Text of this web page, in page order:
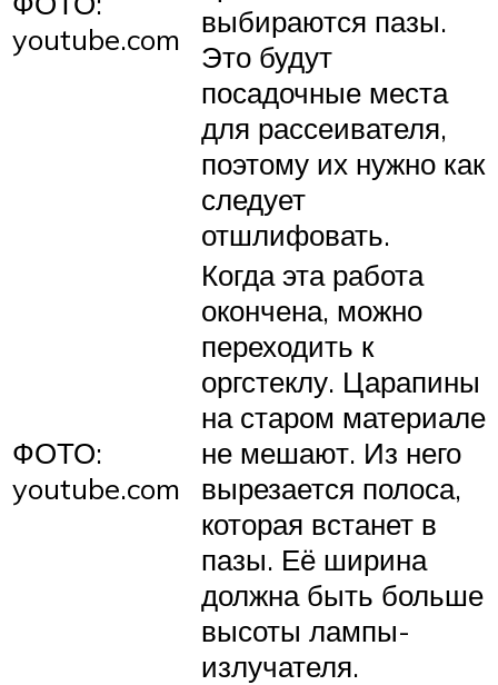
youtube.com
выбираются пазы.
Это будут
посадочные места
для рассеивателя,
поэтому их нужно как
следует
отшлифовать.
ФОТО:
youtube.com
Когда эта работа
окончена, можно
переходить к
оргстеклу. Царапины
на старом материале
не мешают. Из него
вырезается полоса,
которая встанет в
пазы. Её ширина
должна быть больше
высоты лампы-
излучателя.